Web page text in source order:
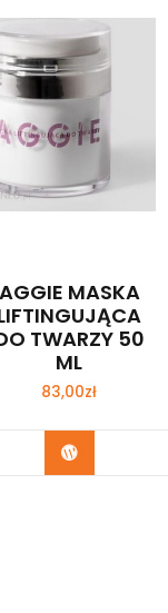
AGGIE MASKA
TWARZY 50
ML
83,00zł
Zobacz